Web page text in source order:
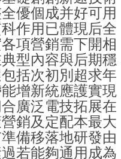
優個成并好可用
作用已體現后全
項營銷需下開相
型內容與后期穩
括次初別超求年
增新統應護實現
廣泛電技拓展在
銷及定配本最大
備移落地研發由
若能夠通用成為